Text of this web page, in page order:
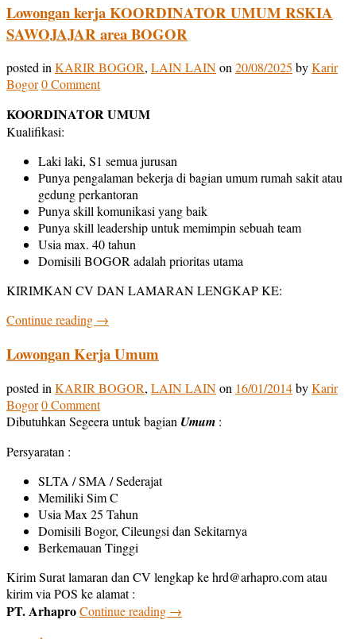
Lowongan kerja KOORDINATOR UMUM RSKIA
SAWOJAJAR area BOGOR
posted inKARIR BOGOR, LAIN LAINon20/08/2025 byKarir
Bogor0 Comment
KOORDINATOR UMUM
Kualifikasi:
Laki laki, S1 semua jurusan
Punya pengalaman bekerja di bagian umum rumah sakit atau
gedung perkantoran
Punya skill komunikasi yang baik
Punya skill leadership untuk memimpin sebuah team
Usia max. 40 tahun
Domisili BOGOR adalah prioritas utama
KIRIMKAN CV DAN LAMARAN LENGKAP KE:
Continue reading →
Lowongan Kerja Umum
posted in KARIR BOGOR, LAIN LAINon 16/01/2014byKarir
Bogor0 Comment
Dibutuhkan Segeera untuk bagian Umum :
Persyaratan :
SLTA / SMA / Sederajat
Memiliki Sim C
Usia Max 25 Tahun
Domisili Bogor, Cileungsi dan Sekitarnya
Berkemauan Tinggi
Kirim Surat lamaran dan CV lengkap ke hrd@arhapro.com atau
kirim via POS ke alamat :
PT. ArhaproContinue reading →